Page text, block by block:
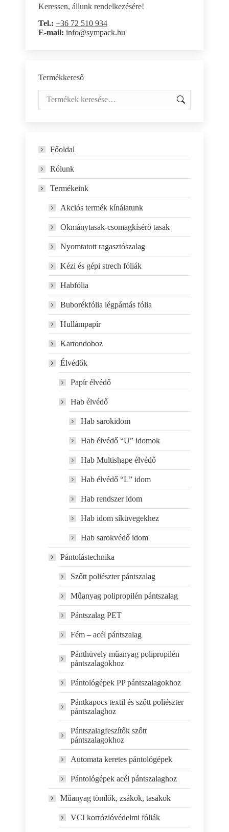
Keressen, állunk rendelkezésére!
Tel.: +36 72 510 934
E-mail: info@sympack.hu
Termékkereső
Főoldal
Rólunk
Termékeink
Akciós termék kínálatunk
Okmánytasak-csomagkísérő tasak
Nyomtatott ragasztószalag
Kézi és gépi strech fóliák
Habfólia
Buborékfólia légpárnás fólia
Hullámpapír
Kartondoboz
Élvédők
Papír élvédő
Hab élvédő
Hab sarokidom
Hab élvédő “U” idomok
Hab Multishape élvédő
Hab élvédő “L” idom
Hab rendszer idom
Hab idom síküvegekhez
Hab sarokvédő idom
Pántolástechnika
Szőtt poliészter pántszalag
Műanyag polipropilén pántszalag
Pántszalag PET
Fém – acél pántszalag
Pánthüvely műanyag polipropilén
pántszalagokhoz
Pántológépek PP pántszalagokhoz
Pántkapocs textil és szőtt poliészter
pántszalaghoz
Pántszalagfeszítők szőtt
pántszalagokhoz
Automata keretes pántológépek
Pántológépek acél pántszalaghoz
Műanyag tömlők, zsákok, tasakok
VCI korrózióvédelmi fóliák